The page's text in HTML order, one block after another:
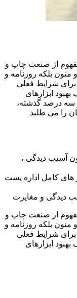
از صنعت چاپ و
متون بلکه روزنامه و
شرایط فعلی
ابزارهای
سه درصد گذشته،
را می طلبد
آسیب دیدگی ،
های کامل اداره پست
دیدگی و مغایرت
از صنعت چاپ و
متون بلکه روزنامه و
شرایط فعلی
ابزارهای